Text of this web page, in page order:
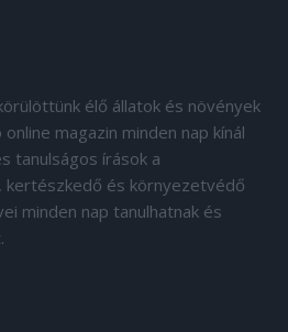
élő állatok és növények
magazin minden nap kínál
tanulságos írások a
és környezetvédő
minden nap tanulhatnak és